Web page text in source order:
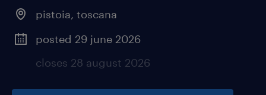
pistoia, toscana
posted 29 june 2026
closes 28 august 2026